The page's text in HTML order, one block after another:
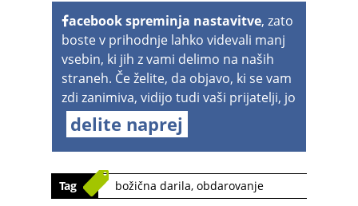
acebook spreminja nastavitve, zato
boste v prihodnje lahko videvali manj
vsebin, ki jih z vami delimo na naših
straneh. Če želite, da objavo, ki se vam
zdi zanimiva, vidijo tudi vaši prijatelji, jo
delite naprej
Tag božična darila, obdarovanje